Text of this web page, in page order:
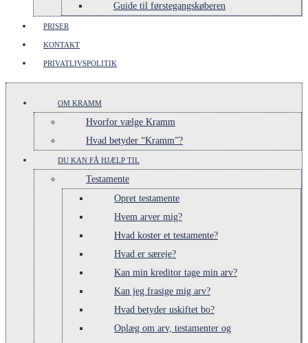
Guide til førstegangskøberen
PRISER
KONTAKT
PRIVATLIVSPOLITIK
OM KRAMM
Hvorfor vælge Kramm
Hvad betyder “Kramm”?
DU KAN FÅ HJÆLP TIL
Testamente
Opret testamente
Hvem arver mig?
Hvad koster et testamente?
Hvad er særeje?
Kan min kreditor tage min arv?
Kan jeg frasige mig arv?
Hvad betyder uskiftet bo?
Oplæg om arv, testamenter og